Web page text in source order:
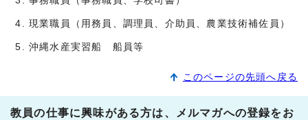
現業職員（用務員、調理員、介助員、農業技術補佐員）
沖縄水産実習船 船員等
このページの先頭へ戻る
教員の仕事に興味がある方は、メルマガへの登録をお